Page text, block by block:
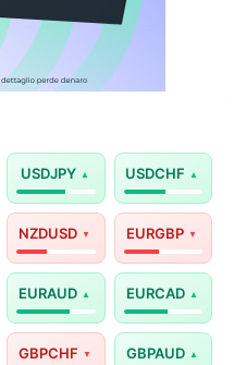
USDJPY USDCHF
NZDUSD EURGBP
EURAUD EURCAD
GBPCHF GBPAUD